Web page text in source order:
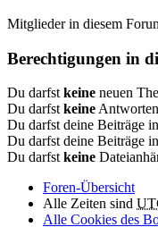
Mitglieder in diesem
Berechtigungen in
Du darfst keine neuen
Du darfst keine
Du darfst deine Beiträge
Du darfst deine Beiträge
Du darfst keine
Foren-Übersicht
Alle Zeiten sind
Alle Cookies des